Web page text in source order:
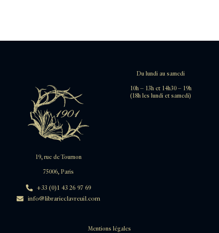
Du lundi au samedi
10h – 13h et 14h30 – 19h
(18h les lundi et samedi)
19, rue de Tournon
75006, Paris
+33 (0)1 43 26 97 69
info@librarieclavreuil.com
Mentions légales